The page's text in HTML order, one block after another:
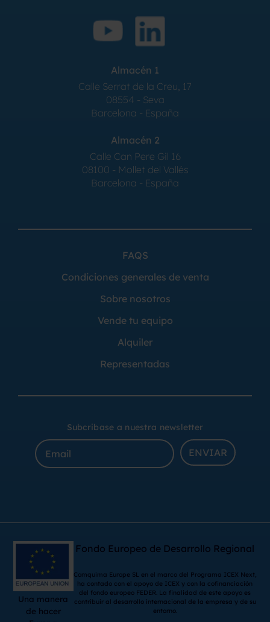
Almacén 1
Calle Serrat de la Creu, 17
08554 - Seva
Barcelona - España
Almacén 2
Calle Can Pere Gil 16
08100 - Mollet del Vallés
Barcelona - España
FAQS
Condiciones generales de venta
Sobre nosotros
Vende tu equipo
Alquiler
Representadas
Subcribase a nuestra newsletter
ENVIAR
Una manera
de hacer
Fondo Europeo de Desarrollo Regional
Comquima Europe SL en el marco del Programa ICEX Next,
ha contado con el apoyo de ICEX y con la cofinanciación
del fondo europeo FEDER. La finalidad de este apoyo es
contribuir al desarrollo internacional de la empresa y de su
entorno.